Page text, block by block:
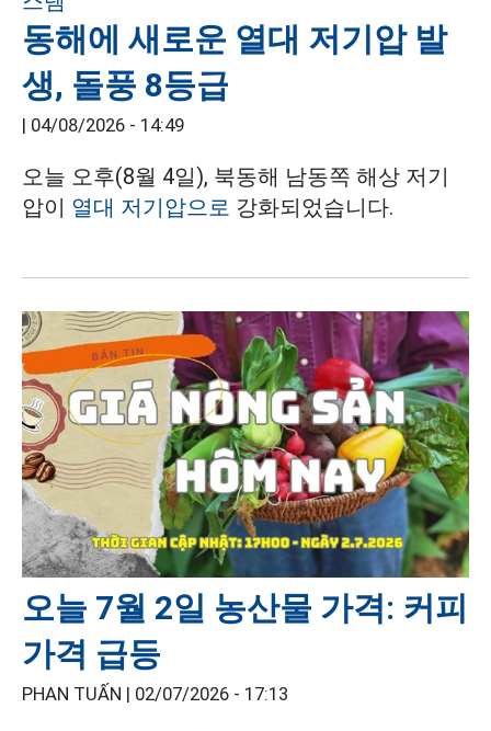
동해에 새로운 열대 저기압 발
생, 돌풍 8등급
| 04/08/2026 - 14:49
오늘 오후(8월 4일), 북동해 남동쪽 해상 저기
압이 열대 저기압으로 강화되었습니다.
오늘 7월 2일 농산물 가격: 커피
가격 급등
PHAN TUẤN | 02/07/2026 - 17:13